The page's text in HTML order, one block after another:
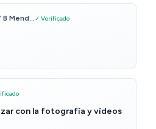
B Mend...✓ Verificado
con la fotografía y vídeos